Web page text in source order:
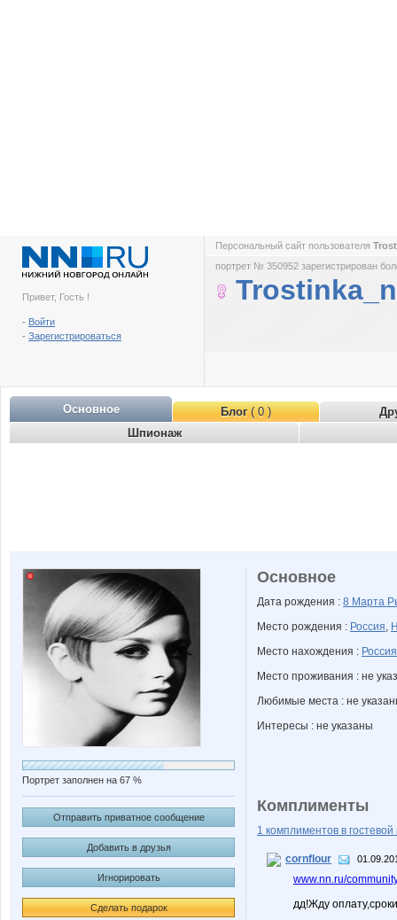
Привет, Гость !
- Войти
- Зарегистрироваться
Персональный сайт пользователя
портрет № 350952 зарегистрирован
Основное Блог( 0 )
Шпионаж
Портрет заполнен на 67 %
Отправить приватное сообщение
Добавить в друзья
Игнорировать
Сделать подарок
Основное
Дата рождения : 8 Марта
Место рождения : Россия,
Место нахождения : Россия
Место проживания : не
Любимые места : не
Интересы : не указаны
Комплименты
1 комплиментов в гостевой
cornflour
www.nn.ru/
дд!Жду